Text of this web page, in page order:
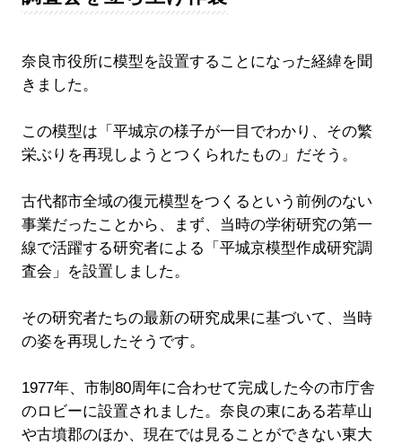
奈良市役所に模型を設置することになった経緯を聞
きました。
この模型は「平城京の様子が一目でわかり、その繁
栄ぶりを再現しようとつくられたもの」だそう。
古代都市全域の復元模型をつくるという前例のない
事業だったことから、まず、当時の学術研究の第一
線で活躍する研究者による「平城京模型作成研究調
査会」を設置しました。
その研究者たちの最新の研究成果に基づいて、当時
の姿を再現したそうです。
1977年、市制80周年に合わせて完成した今の市庁舎
のロビーに設置されました。奈良の東にある若草山
や古墳郡のほか、現在では見ることができない東大